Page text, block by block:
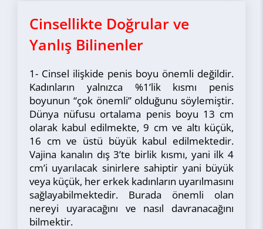
Cinsellikte Doğrular ve
Yanlış Bilinenler
1- Cinsel ilişkide penis boyu önemli değildir.
Kadınların yalnızca %1’lik kısmı penis
boyunun “çok önemli” olduğunu söylemiştir.
Dünya nüfusu ortalama penis boyu 13 cm
olarak kabul edilmekte, 9 cm ve altı küçük,
16 cm ve üstü büyük kabul edilmektedir.
Vajina kanalın dış 3’te birlik kısmı, yani ilk 4
cm’i uyarılacak sinirlere sahiptir yani büyük
veya küçük, her erkek kadınların uyarılmasını
sağlayabilmektedir. Burada önemli olan
nereyi uyaracağını ve nasıl davranacağını
bilmektir.